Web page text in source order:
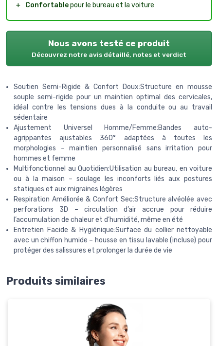
＋
Confortablepour le bureau et la voiture
Nous avons testé ce produit
Découvrez notre avis détaillé, notes et verdict
Soutien Semi-Rigide & Confort Doux:Structure en mousse
souple semi-rigide pour un maintien optimal des cervicales,
idéal contre les tensions dues à la conduite ou au travail
sédentaire
Ajustement Universel Homme/Femme:Bandes auto-
agrippantes ajustables 360° adaptées à toutes les
morphologies – maintien personnalisé sans irritation pour
hommes et femme
Multifonctionnel au Quotidien:Utilisation au bureau, en voiture
ou à la maison – soulage les inconforts liés aux postures
statiques et aux migraines légères
Respiration Améliorée & Confort Sec:Structure alvéolée avec
perforations 3D – circulation d’air accrue pour réduire
l’accumulation de chaleur et d’humidité, même en été
Entretien Facide & Hygiénique:Surface du collier nettoyable
avec un chiffon humide – housse en tissu lavable (incluse) pour
protéger des salissures et prolonger la durée de vie
Produits similaires